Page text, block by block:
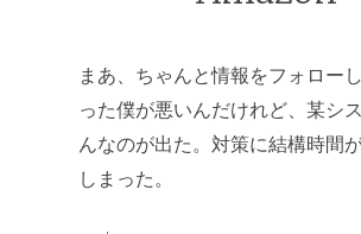
まあ、ちゃんと情報をフォロー
った僕が悪いんだけれど、某シ
んなのが出た。対策に結構時間
しまった。